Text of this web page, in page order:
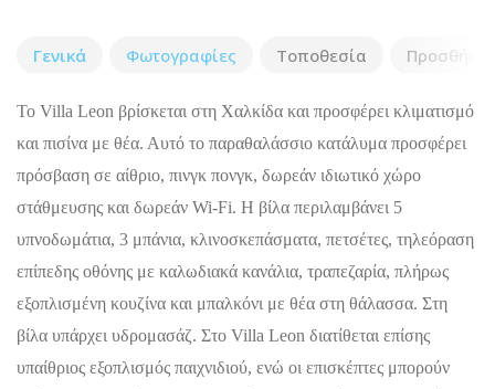
Γενικά Φωτογραφίες Τοποθεσία Προσθήκη
Το Villa Leon βρίσκεται στη Χαλκίδα και προσφέρει κλιματισμό
και πισίνα με θέα. Αυτό το παραθαλάσσιο κατάλυμα προσφέρει
πρόσβαση σε αίθριο, πινγκ πονγκ, δωρεάν ιδιωτικό χώρο
στάθμευσης και δωρεάν Wi-Fi. Η βίλα περιλαμβάνει 5
υπνοδωμάτια, 3 μπάνια, κλινοσκεπάσματα, πετσέτες, τηλεόραση
επίπεδης οθόνης με καλωδιακά κανάλια, τραπεζαρία, πλήρως
εξοπλισμένη κουζίνα και μπαλκόνι με θέα στη θάλασσα. Στη
βίλα υπάρχει υδρομασάζ. Στο Villa Leon διατίθεται επίσης
υπαίθριος εξοπλισμός παιχνιδιού, ενώ οι επισκέπτες μπορούν